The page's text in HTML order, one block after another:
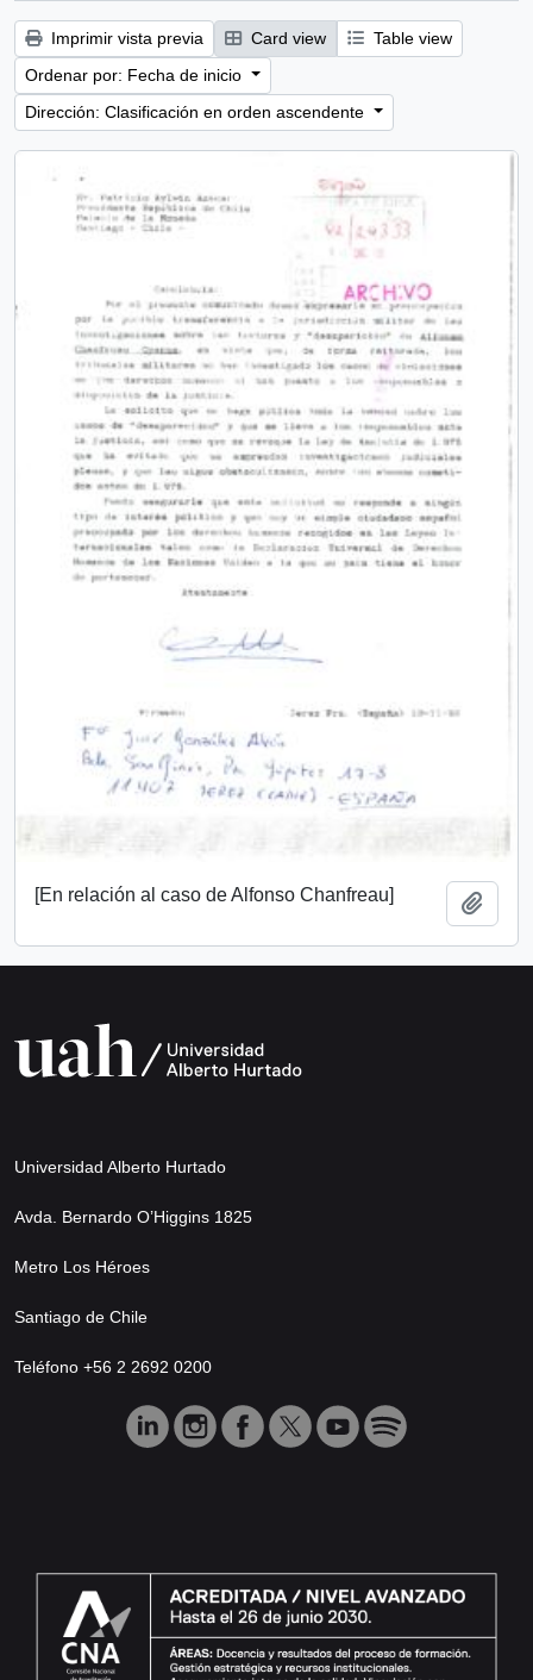
Imprimir vista previa Card view
Table view
Ordenar por: Fecha de inicio
Dirección: Clasificación en orden ascendente
[En relación al caso de Alfonso Chanfreau]
Universidad Alberto Hurtado
Avda. Bernardo O’Higgins 1825
Metro Los Héroes
Santiago de Chile
Teléfono +56 2 2692 0200